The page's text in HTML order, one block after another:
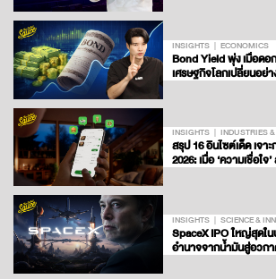
INSIGHTS ECONOMICS
Bond Yield พุ่ง เมื่อดอ
เศรษฐกิจโลกเปลี่ยนอย่า
INSIGHTS INDUSTRIES
สรุป 16 อินไซต์เด็ด เจา
2026: เมื่อ ‘ความเชื่อใ
INSIGHTS SCIENCE &
SpaceX IPO ใหญ่สุดใ
อำนาจจากน้ำมันสู่อวก